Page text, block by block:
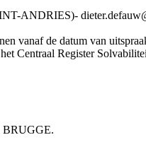
ANDRIES)-
vanaf de datum van
Centraal Register
BRUGGE.